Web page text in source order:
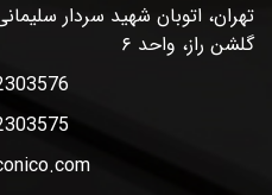
تهران، اتوبان شهید سردار
گلشن راز، واحد ۶